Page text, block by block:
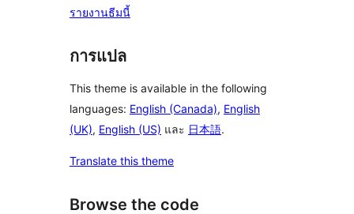
รายงานธีมนี้
การแปล
This theme is available in the following
languages: English (Canada), English
(UK), English (US) และ 日本語.
Translate this theme
Browse the code